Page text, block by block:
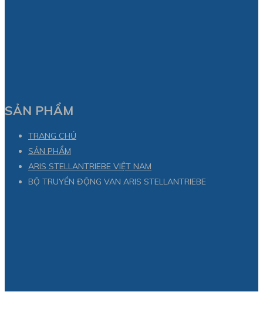
SẢN PHẨM
TRANG CHỦ
SẢN PHẨM
ARIS STELLANTRIEBE VIỆT NAM
BỘ TRUYỀN ĐỘNG VAN ARIS STELLANTRIEBE